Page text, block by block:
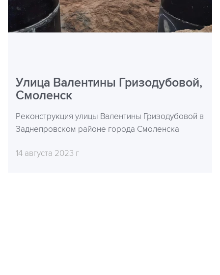
Улица Валентины Гризодубовой,
Смоленск
Реконструкция улицы Валентины Гризодубовой в
Заднепровском районе города Смоленска
14 августа 2023 г